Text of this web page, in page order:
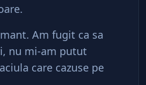
Am fugit ca sa
nu mi-am putut
care cazuse pe